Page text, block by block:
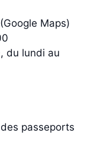
(Google Maps)
du lundi au
passeports